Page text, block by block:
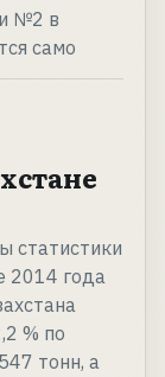
№2 в
само
статистики
2014 года
% по
тонн, а